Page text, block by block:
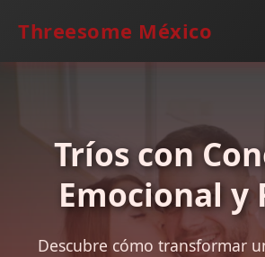
Threesome México
Tríos con
Emocional y
Descubre cómo transformar